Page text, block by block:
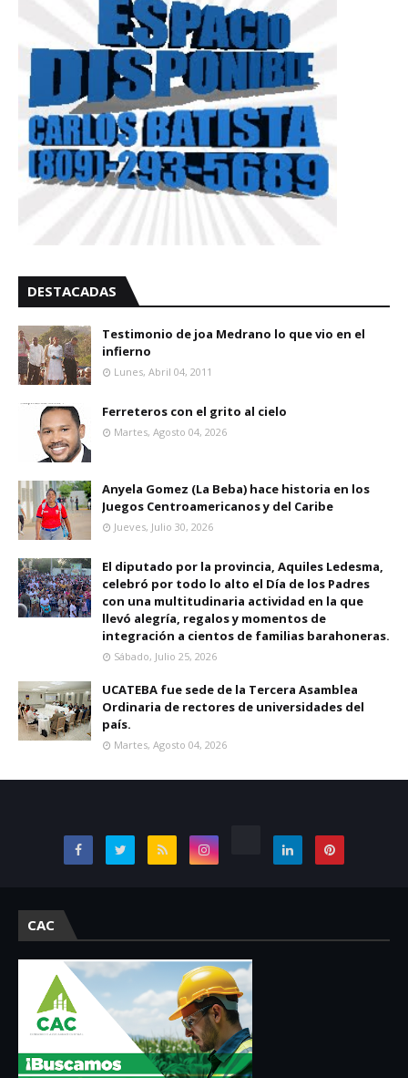
DESTACADAS
Testimonio de joa Medrano lo que vio en el
infierno
Lunes, Abril 04, 2011
Ferreteros con el grito al cielo
Martes, Agosto 04, 2026
Anyela Gomez (La Beba) hace historia en los
Juegos Centroamericanos y del Caribe
Jueves, Julio 30, 2026
El diputado por la provincia, Aquiles Ledesma,
celebró por todo lo alto el Día de los Padres
con una multitudinaria actividad en la que
llevó alegría, regalos y momentos de
integración a cientos de familias barahoneras.
Sábado, Julio 25, 2026
UCATEBA fue sede de la Tercera Asamblea
Ordinaria de rectores de universidades del
país.
Martes, Agosto 04, 2026
CAC